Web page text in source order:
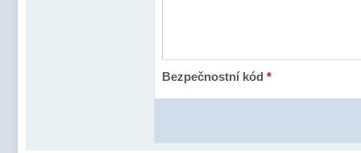
Bezpečnostní kód *